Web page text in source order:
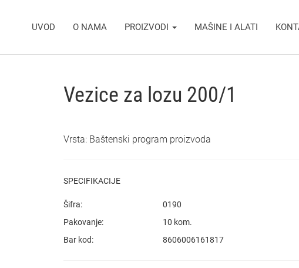
UVOD O NAMA PROIZVODI MAŠINE I ALATI
Vezice za lozu 200/1
Vrsta: Baštenski program proizvoda
SPECIFIKACIJE
Šifra:
0190
Pakovanje:
10 kom.
Bar kod:
8606006161817